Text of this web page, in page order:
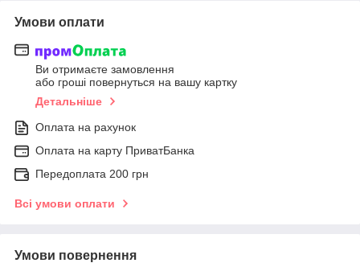
Умови оплати
Ви отримаєте замовлення
або гроші повернуться на вашу картку
Детальніше
Оплата на рахунок
Оплата на карту ПриватБанка
Передоплата 200 грн
Всі умови оплати
Умови повернення